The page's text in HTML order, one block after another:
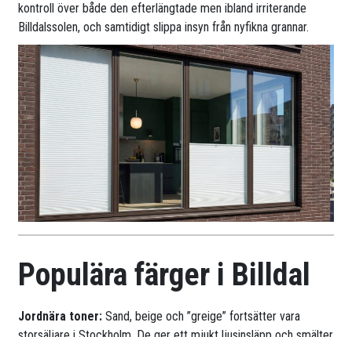
kontroll över både den efterlängtade men ibland irriterande
Billdalssolen, och samtidigt slippa insyn från nyfikna grannar.
Populära färger i Billdal
Jordnära toner: Sand, beige och ”greige” fortsätter vara